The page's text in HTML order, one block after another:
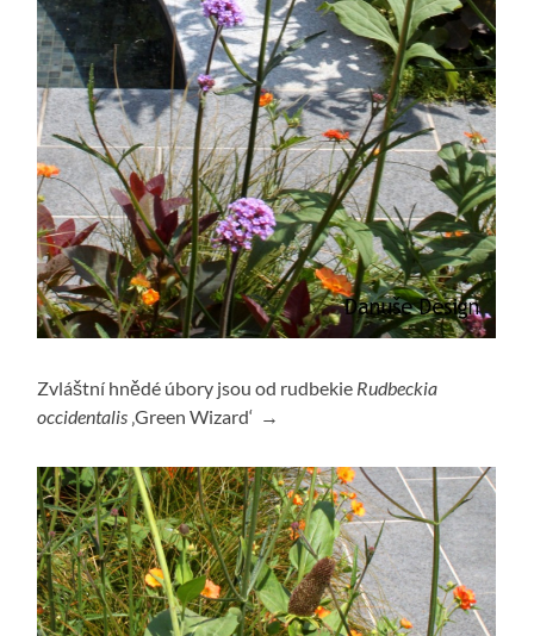
Zvláštní hnědé úbory jsou od rudbekie Rudbeckia
occidentalis ‚Green Wizard‘ →